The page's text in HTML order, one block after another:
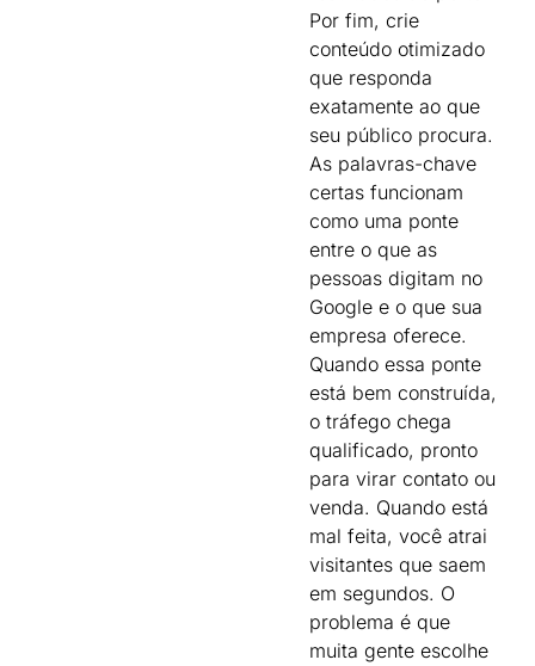
Por fim, crie
conteúdo otimizado
que responda
exatamente ao que
seu público procura.
As palavras-chave
certas funcionam
como uma ponte
entre o que as
pessoas digitam no
Google e o que sua
empresa oferece.
Quando essa ponte
está bem construída,
o tráfego chega
qualificado, pronto
para virar contato ou
venda. Quando está
mal feita, você atrai
visitantes que saem
em segundos. O
problema é que
muita gente escolhe